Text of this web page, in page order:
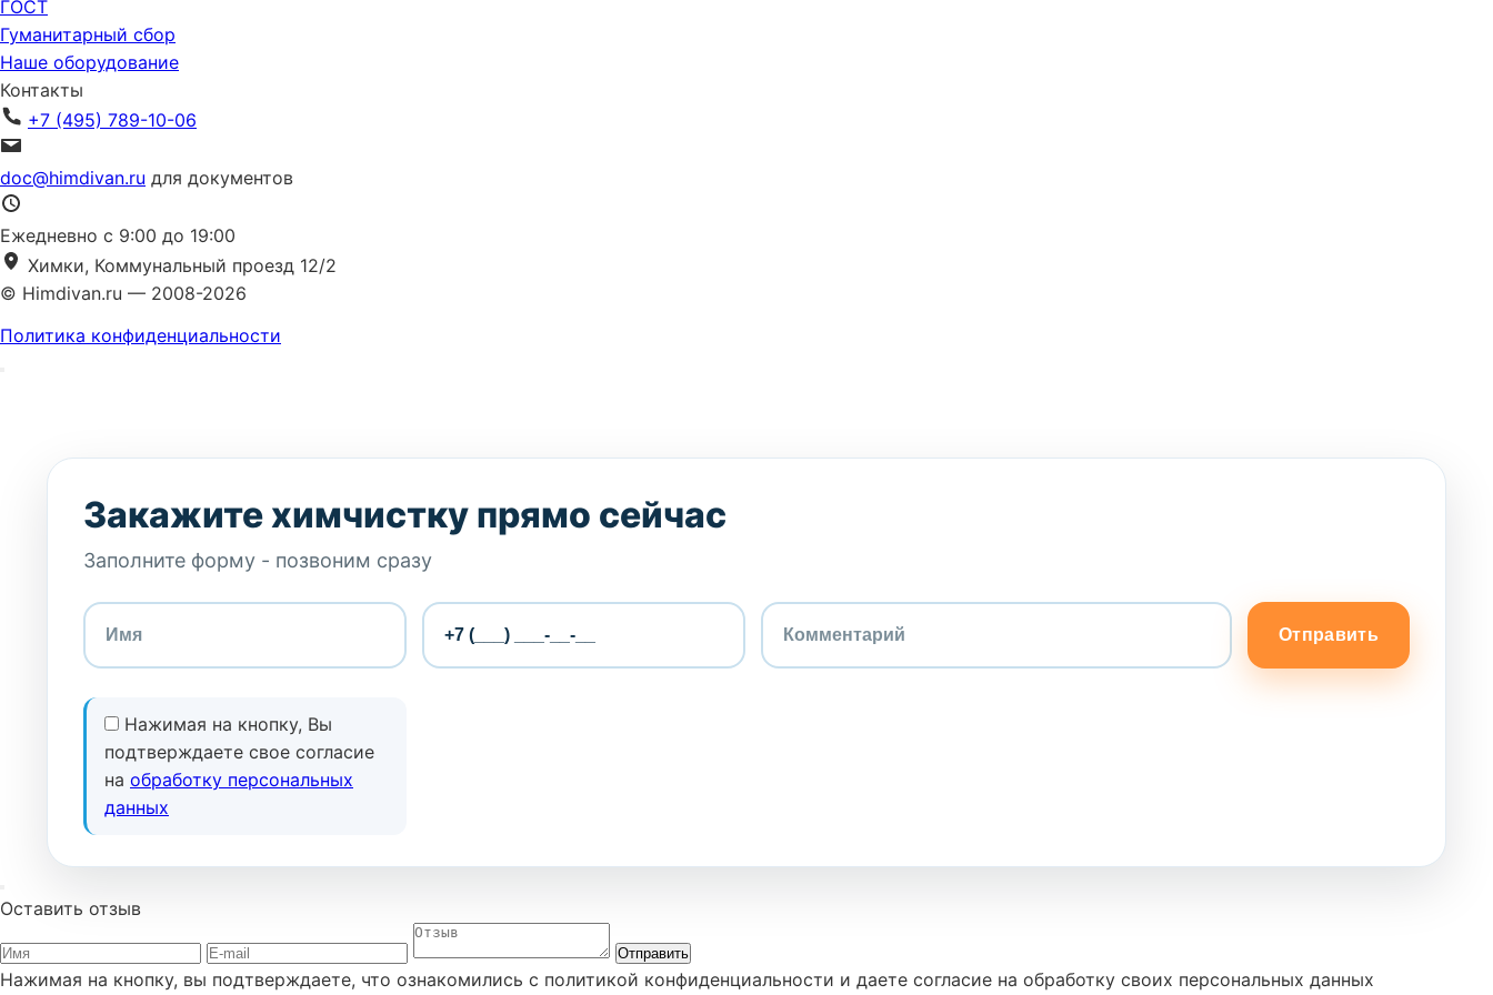
ГОСТ
Гуманитарный сбор
Наше оборудование
Контакты
+7 (495) 789-10-06
doc@himdivan.ru для документов
Ежедневно с 9:00 до 19:00
Химки, Коммунальный проезд 12/2
© Himdivan.ru — 2008-2026
Политика конфиденциальности
Закажите химчистку прямо сейчас
Заполните форму - позвоним сразу
Отправить
Нажимая на кнопку, Вы
подтверждаете свое согласие
на обработку персональных
данных
Оставить отзыв
Отправить
Нажимая на кнопку, вы подтверждаете, что ознакомились с политикой конфиденциальности и даете согласие на обработку своих персональных данных